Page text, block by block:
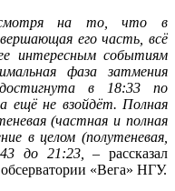
на то, что в
его часть, всё
интересным событиям
фаза затмения
в 18:33 по
ещё не взойдёт. Полная
(частная и полная
в целом (полутеневая,
до 21:23,
– рассказал
«Вега» НГУ.